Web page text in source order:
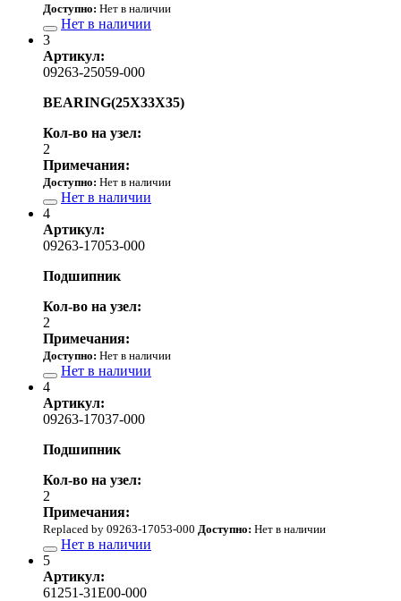
Доступно: Нет в наличии
Нет в наличии
3
Артикул:
09263-25059-000
BEARING(25X33X35)
Кол-во на узел:
2
Примечания:
Доступно: Нет в наличии
Нет в наличии
4
Артикул:
09263-17053-000
Подшипник
Кол-во на узел:
2
Примечания:
Доступно: Нет в наличии
Нет в наличии
4
Артикул:
09263-17037-000
Подшипник
Кол-во на узел:
2
Примечания:
Replaced by 09263-17053-000 Доступно: Нет в наличии
Нет в наличии
5
Артикул:
61251-31E00-000